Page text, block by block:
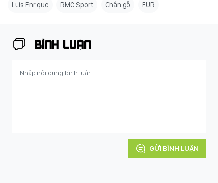
Luis Enrique RMC Sport Chân gỗ EUR
BÌNH LUẬN
GỬI BÌNH LUẬN